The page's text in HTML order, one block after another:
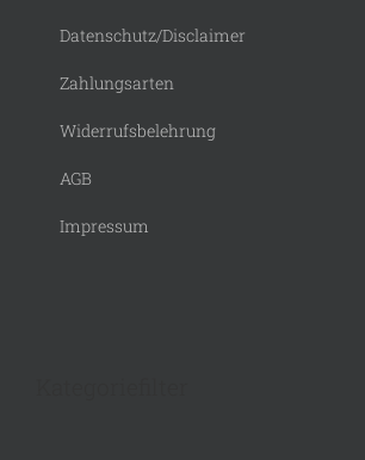
Datenschutz/Disclaimer
Zahlungsarten
Widerrufsbelehrung
AGB
Impressum